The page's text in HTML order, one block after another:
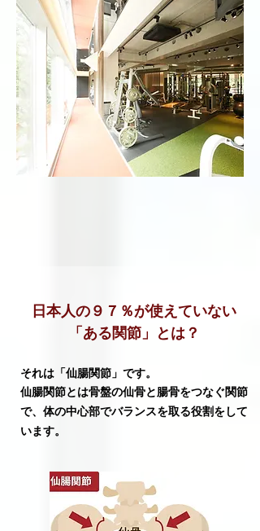
日本人の９７％が使えていない
「ある関節」とは？
​それは「仙腸関節」です。
仙腸関節とは骨盤の仙骨と腸骨をつなぐ関節
で、体の中心部でバランスを取る役割をして
います。